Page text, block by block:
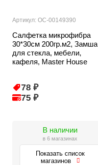
Артикул: ОС-00149390
Салфетка микрофибра
30*30см 200гр.м2, Замша
для стекла, мебели,
кафеля, Master House
78 ₽
75 ₽
В наличии
в 6 магазинах
Показать список
магазинов